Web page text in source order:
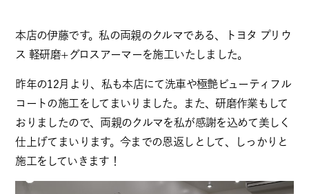
本店の伊藤です。私の両親のクルマである、トヨタ プリウ
ス 軽研磨+グロスアーマーを施工いたしました。
昨年の12月より、私も本店にて洗車や極艶ビューティフル
コートの施工をしてまいりました。また、研磨作業もして
おりましたので、両親のクルマを私が感謝を込めて美しく
仕上げてまいります。今までの恩返しとして、しっかりと
施工をしていきます！